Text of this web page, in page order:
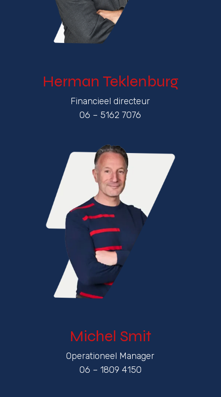
Herman Teklenburg
Financieel directeur
06 – 5162 7076
Michel Smit
Operationeel Manager
06 – 1809 4150